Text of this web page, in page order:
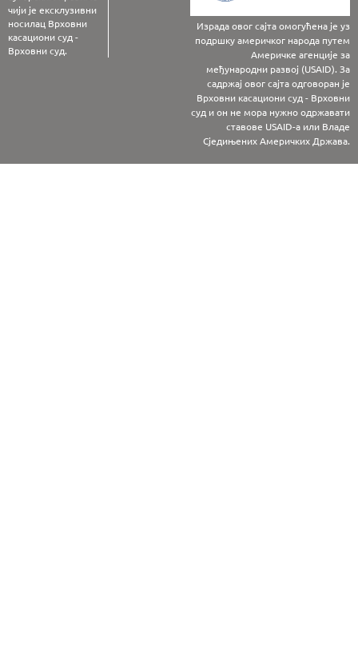
чији је ексклузивни
носилац Врховни
касациони суд -
Врховни суд.
Израда овог сајта омогућена је уз
подршку америчког народа путем
Америчке агенције за
међународни развој (USAID). За
садржај овог сајта одговоран је
Врховни касациони суд - Врховни
суд и он не мора нужно одржавати
ставове USAID-а или Владе
Сједињених Америчких Држава.